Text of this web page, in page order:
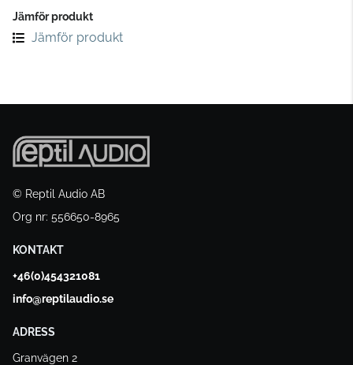
Jämför produkt
Jämför produkt
© Reptil Audio AB
Org nr: 556650-8965
KONTAKT
+46(0)454321081
info@reptilaudio.se
ADRESS
Granvägen 2